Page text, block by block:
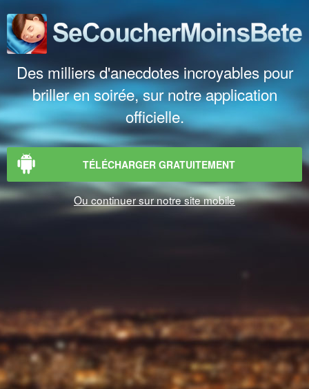
Des milliers d'anecdotes incroyables pour
briller en soirée, sur notre application
officielle.
TÉLÉCHARGER GRATUITEMENT
Ou continuer sur notre site mobile